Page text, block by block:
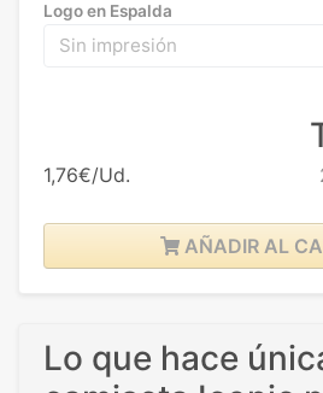
Logo en Espalda
Sin impresión
1,76€/Ud.
AÑADIR AL
Lo que hace